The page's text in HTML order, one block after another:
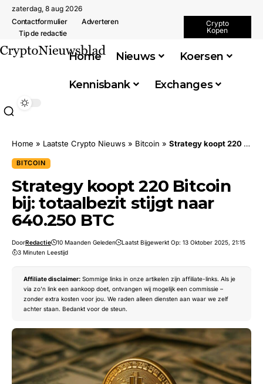
zaterdag, 8 aug 2026
Contactformulier
Adverteren
Tip de redactie
Crypto
Kopen
Home Nieuws Koersen
Kennisbank Exchanges
Home » Laatste Crypto Nieuws » Bitcoin » Strategy koopt 220 Bitcoin bij: totaalbezit stijgt naar 640.250 BTC
BITCOIN
Strategy koopt 220 Bitcoin
bij: totaalbezit stijgt naar
640.250 BTC
DoorRedactie 10 Maanden Geleden
Laatst Bijgewerkt Op: 13 Oktober 2025, 21:15
3 Minuten Leestijd
Affiliate disclaimer: Sommige links in onze artikelen zijn affiliate-links. Als je
via zo’n link een aankoop doet, ontvangen wij mogelijk een commissie –
zonder extra kosten voor jou. We raden alleen diensten aan waar we zelf
achter staan. Bedankt voor de steun.